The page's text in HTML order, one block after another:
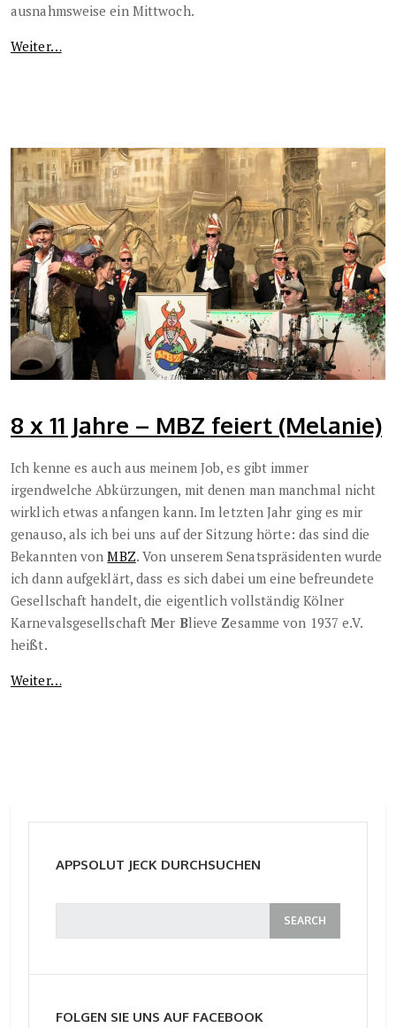
ausnahmsweise ein Mittwoch.
Weiter…
8 x 11 Jahre – MBZ feiert (Melanie)
Ich kenne es auch aus meinem Job, es gibt immer
irgendwelche Abkürzungen, mit denen man manchmal nicht
wirklich etwas anfangen kann. Im letzten Jahr ging es mir
genauso, als ich bei uns auf der Sitzung hörte: das sind die
Bekannten vonMBZ. Von unserem Senatspräsidenten wurde
ich dann aufgeklärt, dass es sich dabei um eine befreundete
Gesellschaft handelt, die eigentlich vollständig Kölner
KarnevalsgesellschaftMer Blieve Zesamme von 1937 e.V.
heißt.
Weiter…
APPSOLUT JECK DURCHSUCHEN
FOLGEN SIE UNS AUF FACEBOOK